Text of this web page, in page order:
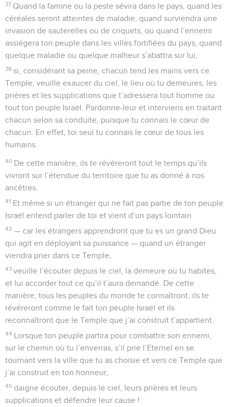
37 Quand la famine ou la peste sévira dans le pays, quand les
céréales seront atteintes de maladie, quand surviendra une
invasion de sauterelles ou de criquets, ou quand l’ennemi
assiégera ton peuple dans les villes fortifiées du pays, quand
quelque maladie ou quelque malheur s’abattra sur lui,
38 si, considérant sa peine, chacun tend les mains vers ce
Temple, veuille exaucer du ciel, le lieu où tu demeures, les
prières et les supplications que t’adressera tout homme ou
tout ton peuple Israël. Pardonne-leur et interviens en traitant
chacun selon sa conduite, puisque tu connais le cœur de
chacun. En effet, toi seul tu connais le cœur de tous les
humains.
40 De cette manière, ils te révéreront tout le temps qu’ils
vivront sur l’étendue du territoire que tu as donné à nos
ancêtres.
41 Et même si un étranger qui ne fait pas partie de ton peuple
Israël entend parler de toi et vient d’un pays lointain
42 — car les étrangers apprendront que tu es un grand Dieu
qui agit en déployant sa puissance — quand un étranger
viendra prier dans ce Temple,
43 veuille l’écouter depuis le ciel, la demeure où tu habites,
et lui accorder tout ce qu’il t’aura demandé. De cette
manière, tous les peuples du monde te connaîtront, ils te
révéreront comme le fait ton peuple Israël et ils
reconnaîtront que le Temple que j’ai construit t’appartient.
44 Lorsque ton peuple partira pour combattre son ennemi,
sur le chemin où tu l’enverras, s’il prie l’Eternel en se
tournant vers la ville que tu as choisie et vers ce Temple que
j’ai construit en ton honneur,
45 daigne écouter, depuis le ciel, leurs prières et leurs
supplications et défendre leur cause !